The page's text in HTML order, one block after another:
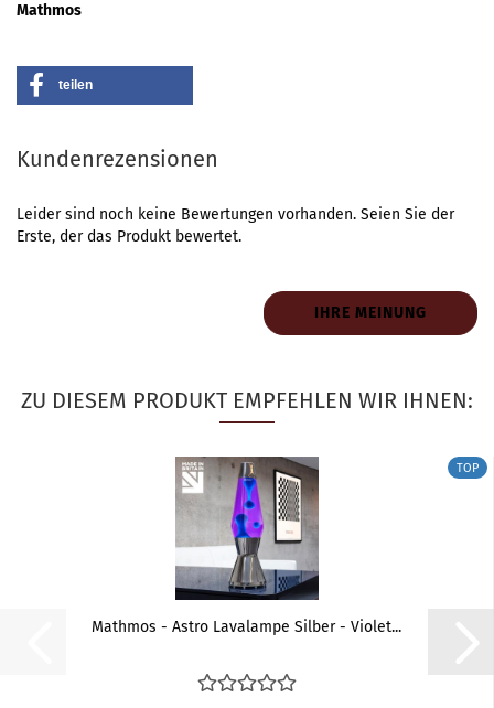
Mathmos
teilen
Kundenrezensionen
Leider sind noch keine Bewertungen vorhanden. Seien Sie der
Erste, der das Produkt bewertet.
IHRE MEINUNG
ZU DIESEM PRODUKT EMPFEHLEN WIR IHNEN:
TOP
Mathmos - Astro Lavalampe Silber - Violet...